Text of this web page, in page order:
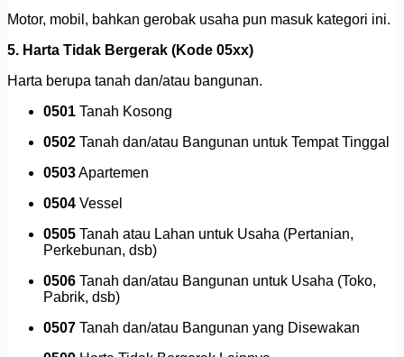
Motor, mobil, bahkan gerobak usaha pun masuk kategori ini.
5. Harta Tidak Bergerak (Kode 05xx)
Harta berupa tanah dan/atau bangunan.
0501 Tanah Kosong
0502 Tanah dan/atau Bangunan untuk Tempat Tinggal
0503Apartemen
0504 Vessel
0505 Tanah atau Lahan untuk Usaha (Pertanian,
Perkebunan, dsb)
0506 Tanah dan/atau Bangunan untuk Usaha (Toko,
Pabrik, dsb)
0507 Tanah dan/atau Bangunan yang Disewakan